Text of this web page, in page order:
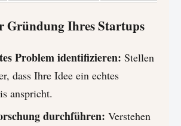
Gründung Ihres Startups
Problem identifizieren: Stellen
dass Ihre Idee ein echtes
anspricht.
durchführen: Verstehen